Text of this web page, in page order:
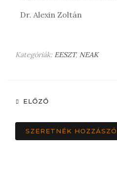
Dr. Alexin Zoltán
Kategóriák: EESZT, NEAK
ELŐZŐ
SZERETNÉK